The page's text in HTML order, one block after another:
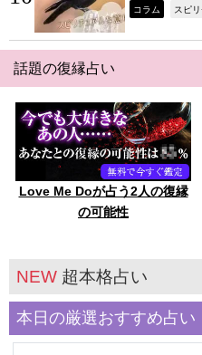
コラム スピ
話題の復縁占い
Love Me Doが占う2人の復縁
の可能性
NEW 超本格占い
本日の厳選おすすめ占い